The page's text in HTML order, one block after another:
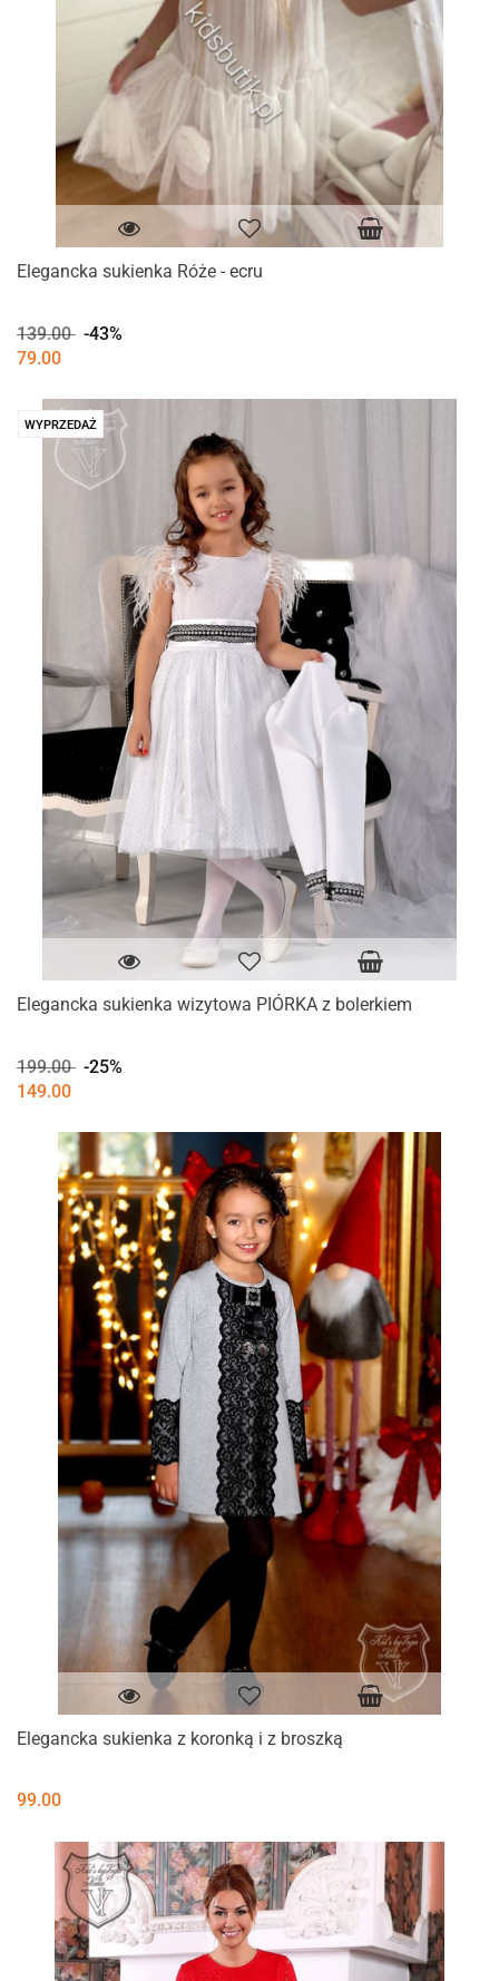
Elegancka sukienka Róże - ecru
139.00 -43%
79.00
WYPRZEDAŻ
Elegancka sukienka wizytowa PIÓRKA z bolerkiem
199.00 -25%
149.00
Elegancka sukienka z koronką i z broszką
99.00